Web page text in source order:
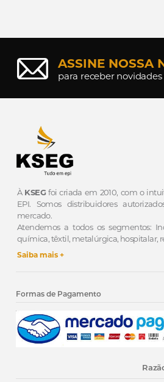
ASSINE NOSSA
para receber
À KSEG foi criada em 2010, com o
EPI. Somos distribuidores
mercado.
Atendemos a todos os segmentos:
química, têxtil, metalúrgica, hospitalar,
Saiba mais +
Formas de Pagamento